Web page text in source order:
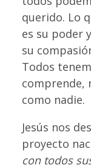
querido. Lo
es su poder
su
Todos
comprende,
como nadie.
Jesús nos
proyecto
con todos